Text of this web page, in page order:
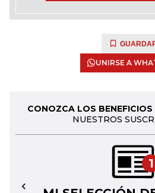
UNIRSE A
CONOZCA LOS
NUESTROS
1
←